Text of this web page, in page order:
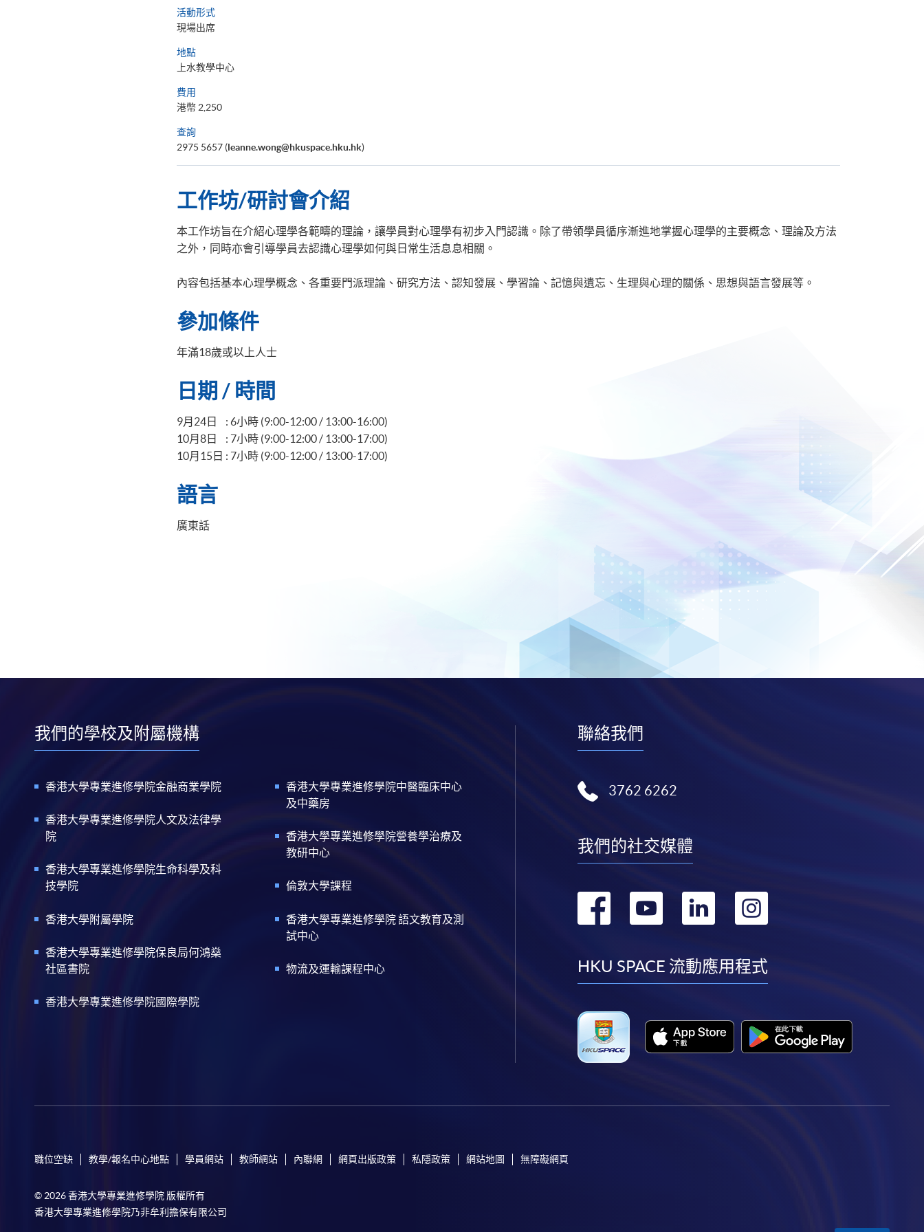
活動形式
現場出席
地點
上水教學中心
費用
港幣 2,250
查詢
2975 5657 (leanne.wong@hkuspace.hku.hk)
工作坊/研討會介紹
本工作坊旨在介紹心理學各範疇的理論，讓學員對心理學有初步入門認識。除了帶領學員循序漸進地掌握心理學的主要概念、理論及方法
之外，同時亦會引導學員去認識心理學如何與日常生活息息相關。
內容包括基本心理學概念、各重要門派理論、研究方法、認知發展、學習論、記憶與遺忘、生理與心理的關係、思想與語言發展等。
參加條件
年滿18歲或以上人士
日期 / 時間
9月24日 : 6小時 (9:00-12:00 / 13:00-16:00)
10月8日 : 7小時 (9:00-12:00 / 13:00-17:00)
10月15日 : 7小時 (9:00-12:00 / 13:00-17:00)
語言
廣東話
我們的學校及附屬機構
香港大學專業進修學院金融商業學院
香港大學專業進修學院人文及法律學
院
香港大學專業進修學院生命科學及科
技學院
香港大學附屬學院
香港大學專業進修學院保良局何鴻燊
社區書院
香港大學專業進修學院國際學院
香港大學專業進修學院中醫臨床中心
及中藥房
香港大學專業進修學院營養學治療及
教研中心
倫敦大學課程
香港大學專業進修學院 語文教育及測
試中心
物流及運輸課程中心
聯絡我們
3762 6262
我們的社交媒體
轉
facebook
轉
youtube
轉
linkedin
轉
instagram
HKU SPACE 流動應用程式
職位空缺 教學/報名中心地點 學員網站 教師網站 內聯網 網頁出版政策 私隱政策 網站地圖 無障礙網頁
© 2026 香港大學專業進修學院 版權所有
香港大學專業進修學院乃非牟利擔保有限公司